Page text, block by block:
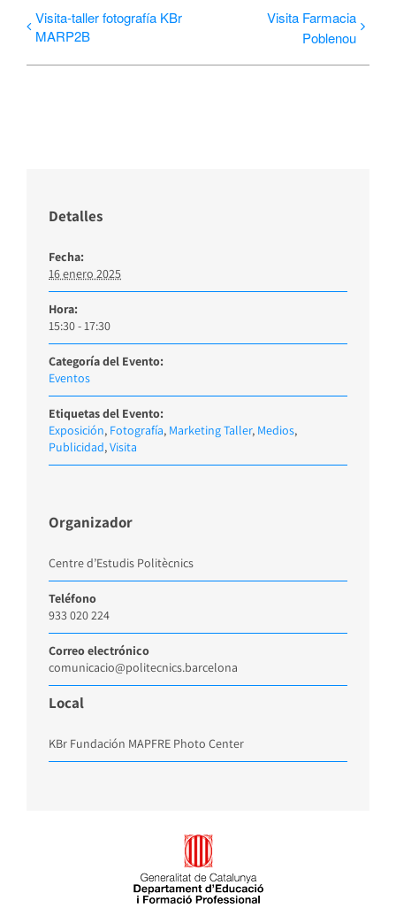
Visita-taller fotografía KBr
MARP2B
Visita Farmacia
Poblenou
Detalles
Fecha:
16 enero 2025
Hora:
15:30 - 17:30
Categoría del Evento:
Eventos
Etiquetas del Evento:
Exposición, Fotografía, Marketing Taller, Medios,
Publicidad,Visita
Local
KBr Fundación MAPFRE Photo Center
Organizador
Centre d’Estudis Politècnics
Teléfono
933 020 224
Correo electrónico
comunicacio@politecnics.barcelona